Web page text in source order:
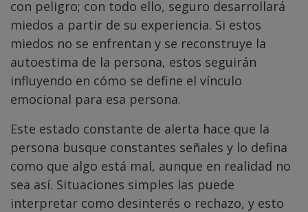
con peligro; con todo ello, seguro desarrollará
miedos a partir de su experiencia. Si estos
miedos no se enfrentan y se reconstruye la
autoestima de la persona, estos seguirán
influyendo en cómo se define el vínculo
emocional para esa persona.
Este estado constante de alerta hace que la
persona busque constantes señales y lo defina
como que algo está mal, aunque en realidad no
sea así. Situaciones simples las puede
interpretar como desinterés o rechazo, y esto